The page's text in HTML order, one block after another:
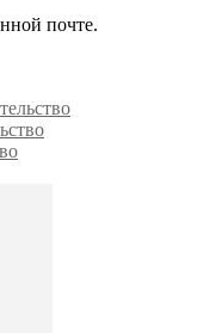
почте.